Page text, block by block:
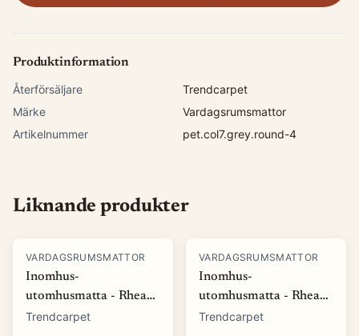
Produktinformation
Återförsäljare
Trendcarpet
Märke
Vardagsrumsmattor
Artikelnummer
pet.col7.grey.round-4
Liknande produkter
VARDAGSRUMSMATTOR
Inomhus-
utomhusmatta - Rhea
(vit) (Storlek: 80 x 150
Trendcarpet
VARDAGSRUMSMATTOR
Inomhus-
utomhusmatta - Rhea
(beige) (Storlek: 80 x
Trendcarpet